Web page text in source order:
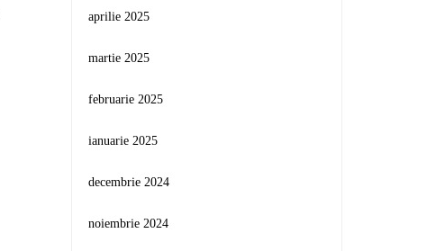
aprilie 2025
martie 2025
februarie 2025
ianuarie 2025
decembrie 2024
noiembrie 2024